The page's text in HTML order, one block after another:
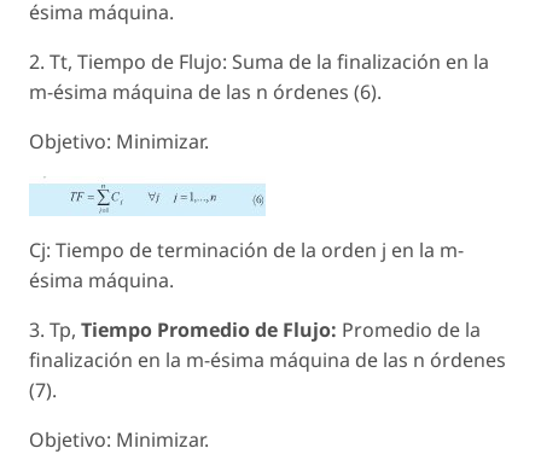
ésima máquina.
2. Tt, Tiempo de Flujo: Suma de la finalización en la
m-ésima máquina de las n órdenes (6).
Objetivo: Minimizar.
Cj: Tiempo de terminación de la orden j en la m-
ésima máquina.
3. Tp, Tiempo Promedio de Flujo: Promedio de la
finalización en la m-ésima máquina de las n órdenes
(7).
Objetivo: Minimizar.